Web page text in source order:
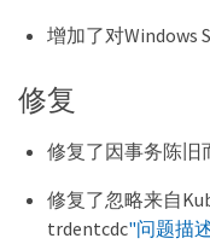
增加了对Windows
修复
修复了因事务陈旧
修复了忽略来自
trdentcdc"问题描